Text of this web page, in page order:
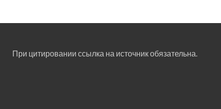
При цитировании ссылка на источник обязательна.